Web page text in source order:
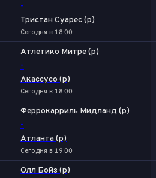
-
Тристан Суарес (р)
Сегодня в 18:00
Атлетико Митре (р)
-
Акассусо (р)
Сегодня в 18:00
Феррокарриль Мидланд (р)
-
Атланта (р)
Сегодня в 19:00
Олл Бойз (р)